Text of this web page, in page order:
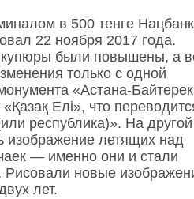
в 500 тенге Нацбанк
22 ноября 2017 года.
были повышены, а
только с одной
«Астана-
Елi», что
республика)». На другой
изображение летящих над
— именно они и стали
Рисовали новые
лет.